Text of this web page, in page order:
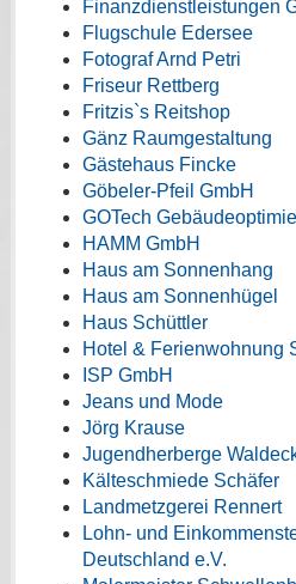
Finanzdienstleistungen
Flugschule Edersee
Fotograf Arnd Petri
Friseur Rettberg
Fritzis`s Reitshop
Gänz Raumgestaltung
Gästehaus Fincke
Göbeler-Pfeil GmbH
GOTech
HAMM GmbH
Haus am Sonnenhang
Haus am Sonnenhügel
Haus Schüttler
Hotel & Ferienwohnung
ISP GmbH
Jeans und Mode
Jörg Krause
Jugendherberge
Kälteschmiede Schäfer
Landmetzgerei Rennert
Lohn- und
Deutschland e.V.